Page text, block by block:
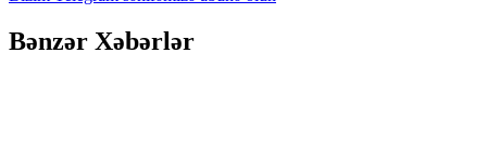
Bənzər Xəbərlər